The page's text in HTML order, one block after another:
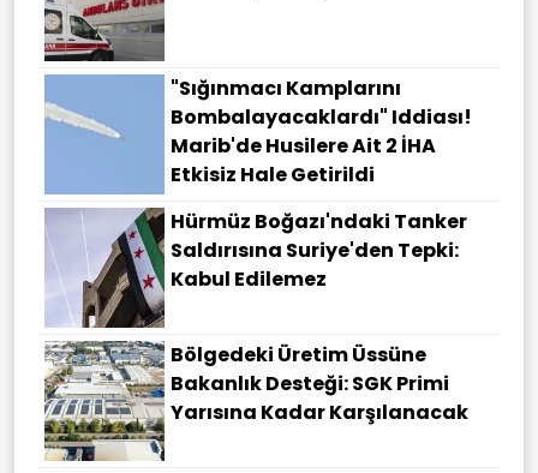
"Sığınmacı Kamplarını
Bombalayacaklardı" Iddiası!
Marib'de Husilere Ait 2 İHA
Etkisiz Hale Getirildi
Hürmüz Boğazı'ndaki Tanker
Saldırısına Suriye'den Tepki:
Kabul Edilemez
Bölgedeki Üretim Üssüne
Bakanlık Desteği: SGK Primi
Yarısına Kadar Karşılanacak